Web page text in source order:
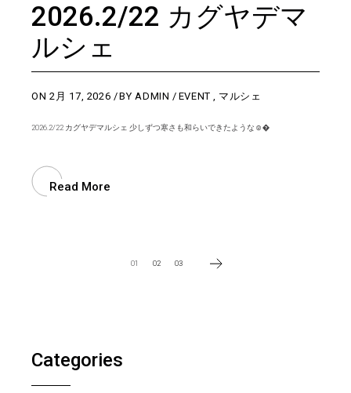
2026.2/22 カグヤデマ
ルシェ
ON2月 17, 2026 BYADMIN EVENT , マルシェ
2026.2/22 カグヤデマルシェ 少しずつ寒さも和らいできたような☺️�
Read More
ペ
ー
01 02 03
Categories